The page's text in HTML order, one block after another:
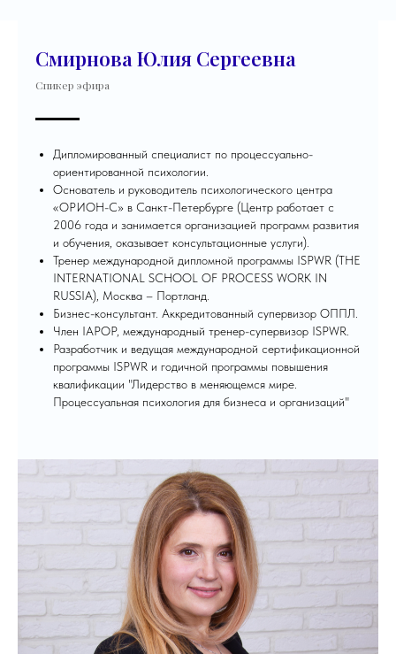
Смирнова Юлия Сергеевна
Спикер эфира
Дипломированный специалист по процессуально-
ориентированной психологии.
Основатель и руководитель психологического центра
«ОРИОН-С» в Санкт-Петербурге (Центр работает с
2006 года и занимается организацией программ развития
и обучения, оказывает консультационные услуги).
Тренер международной дипломной программы ISPWR (THE
INTERNATIONAL SCHOOL OF PROCESS WORK IN
RUSSIA), Москва – Портланд.
Бизнес-консультант. Аккредитованный супервизор ОППЛ.
Член IAPOP, меж­ду­народ­ный тре­нер-супервизор ISPWR.
Разработчик и ве­дущая меж­ду­народ­ной сертификационной
прог­раммы ISPWR и годичной программы повышения
квалификации "Лидерство в меняющемся мире.
Процессуальная психология для бизнеса и организаций"